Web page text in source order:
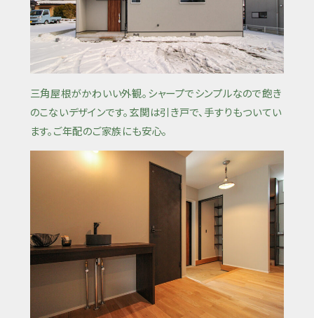
三角屋根がかわいい外観。シャープでシンプルなので飽き
のこないデザインです。玄関は引き戸で、手すりもついてい
ます。ご年配のご家族にも安心。